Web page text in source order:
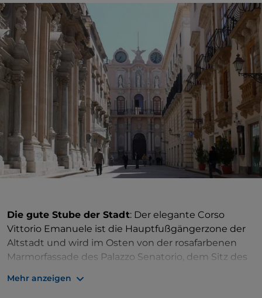
Die gute Stube der Stadt: Der elegante Corso
Vittorio Emanuele ist die Hauptfußgängerzone der
Altstadt und wird im Osten von der rosafarbenen
Marmorfassade des Palazzo Senatorio, dem Sitz des
Architektur, die mit Statuen und Säulen, einem
Mehr anzeigen